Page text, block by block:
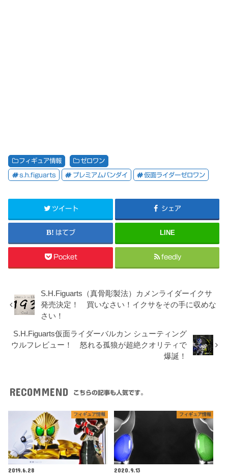
フィギュア情報 ゼロワン
s.h.figuarts プレミアムバンダイ 仮面ライダーゼロワン
ツイート シェア
はてブ LINE
Pocket feedly
S.H.Figuarts（真骨彫製法）カメンライダーイクサ
発売決定！ 買いなさい！イクサをその手に収めな
さい！
S.H.Figuarts仮面ライダーバルカン シューティング
ウルフレビュー！ 怒れる孤狼が超絶クオリティで
爆誕！
RECOMMEND こちらの記事も人気です。
フィギュア情報
2019.6.28
フィギュア情報
2020.9.13